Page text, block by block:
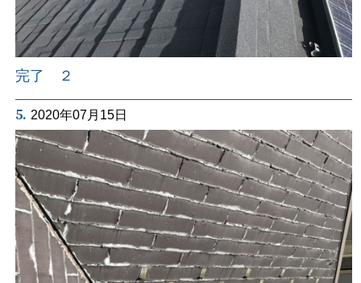
完了 ２
5. 2020年07月15日